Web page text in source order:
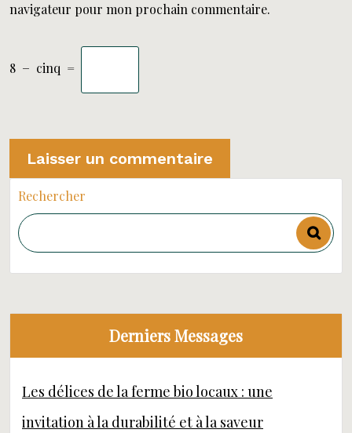
navigateur pour mon prochain commentaire.
8 − cinq =
Rechercher
Derniers Messages
Les délices de la ferme bio locaux : une
invitation à la durabilité et à la saveur